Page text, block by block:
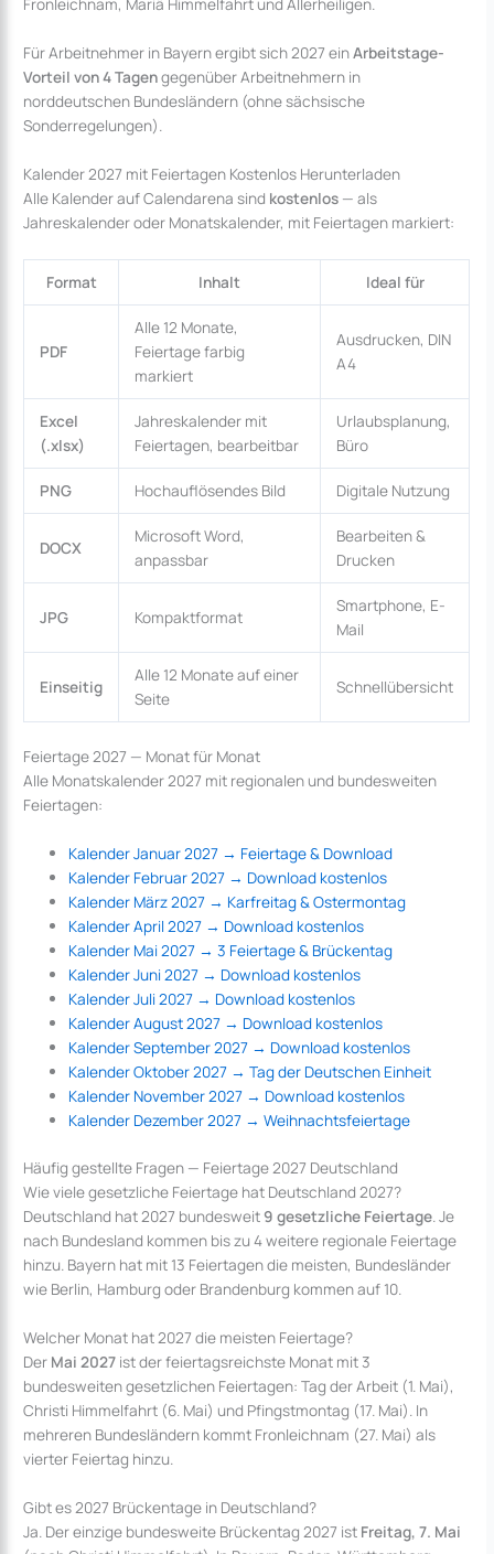
Für Arbeitnehmer in Bayern ergibt sich 2027 einArbeitstage-
Vorteil von 4 Tagengegenüber Arbeitnehmern in
norddeutschen Bundesländern (ohne sächsische
Sonderregelungen).
Kalender 2027 mit Feiertagen Kostenlos Herunterladen
Alle Kalender auf Calendarena sind kostenlos — als
Jahreskalender oder Monatskalender, mit Feiertagen markiert:
Format Inhalt Ideal für
PDF
Alle 12 Monate,
Feiertage farbig
markiert
Ausdrucken, DIN
A4
Excel
(.xlsx)
Jahreskalender mit
Feiertagen, bearbeitbar
Urlaubsplanung,
Büro
PNG Hochauflösendes Bild Digitale Nutzung
DOCX
Microsoft Word,
anpassbar
Bearbeiten &
Drucken
JPG Kompaktformat
Smartphone, E-
Mail
Einseitig
Alle 12 Monate auf einer
Seite
Schnellübersicht
Feiertage 2027 — Monat für Monat
Alle Monatskalender 2027 mit regionalen und bundesweiten
Feiertagen:
Kalender Januar 2027 → Feiertage & Download
Kalender Februar 2027 → Download kostenlos
Kalender März 2027 → Karfreitag & Ostermontag
Kalender April 2027 → Download kostenlos
Kalender Mai 2027 → 3 Feiertage & Brückentag
Kalender Juni 2027 → Download kostenlos
Kalender Juli 2027 → Download kostenlos
Kalender August 2027 → Download kostenlos
Kalender September 2027 → Download kostenlos
Kalender Oktober 2027 → Tag der Deutschen Einheit
Kalender November 2027 → Download kostenlos
Kalender Dezember 2027 → Weihnachtsfeiertage
Häufig gestellte Fragen — Feiertage 2027 Deutschland
Wie viele gesetzliche Feiertage hat Deutschland 2027?
Deutschland hat 2027 bundesweit 9 gesetzliche Feiertage . Je
nach Bundesland kommen bis zu 4 weitere regionale Feiertage
hinzu. Bayern hat mit 13 Feiertagen die meisten, Bundesländer
wie Berlin, Hamburg oder Brandenburg kommen auf 10.
Welcher Monat hat 2027 die meisten Feiertage?
Der Mai 2027 ist der feiertags­reichste Monat mit 3
bundesweiten gesetzlichen Feiertagen: Tag der Arbeit (1. Mai),
Christi Himmelfahrt (6. Mai) und Pfingstmontag (17. Mai). In
mehreren Bundesländern kommt Fronleichnam (27. Mai) als
vierter Feiertag hinzu.
Gibt es 2027 Brückentage in Deutschland?
Ja. Der einzige bundesweite Brückentag 2027 ist Freitag, 7. Mai